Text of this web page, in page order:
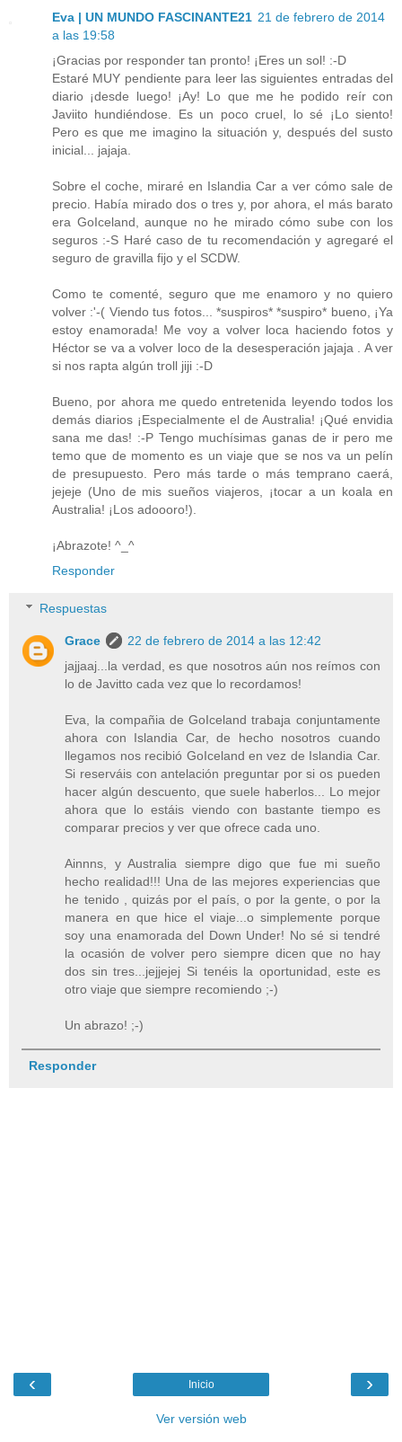
Eva | UN MUNDO FASCINANTE21 21 de febrero de 2014
a las 19:58
¡Gracias por responder tan pronto! ¡Eres un sol! :-D
Estaré MUY pendiente para leer las siguientes entradas del
diario ¡desde luego! ¡Ay! Lo que me he podido reír con
Javiito hundiéndose. Es un poco cruel, lo sé ¡Lo siento!
Pero es que me imagino la situación y, después del susto
inicial... jajaja.
Sobre el coche, miraré en Islandia Car a ver cómo sale de
precio. Había mirado dos o tres y, por ahora, el más barato
era GoIceland, aunque no he mirado cómo sube con los
seguros :-S Haré caso de tu recomendación y agregaré el
seguro de gravilla fijo y el SCDW.
Como te comenté, seguro que me enamoro y no quiero
volver :'-( Viendo tus fotos... *suspiros* *suspiro* bueno, ¡Ya
estoy enamorada! Me voy a volver loca haciendo fotos y
Héctor se va a volver loco de la desesperación jajaja . A ver
si nos rapta algún troll jiji :-D
Bueno, por ahora me quedo entretenida leyendo todos los
demás diarios ¡Especialmente el de Australia! ¡Qué envidia
sana me das! :-P Tengo muchísimas ganas de ir pero me
temo que de momento es un viaje que se nos va un pelín
de presupuesto. Pero más tarde o más temprano caerá,
jejeje (Uno de mis sueños viajeros, ¡tocar a un koala en
Australia! ¡Los adoooro!).
¡Abrazote! ^_^
Responder
Respuestas
Grace
22 de febrero de 2014 a las 12:42
jajjaaj...la verdad, es que nosotros aún nos reímos con
lo de Javitto cada vez que lo recordamos!
Eva, la compañia de GoIceland trabaja conjuntamente
ahora con Islandia Car, de hecho nosotros cuando
llegamos nos recibió GoIceland en vez de Islandia Car.
Si reserváis con antelación preguntar por si os pueden
hacer algún descuento, que suele haberlos... Lo mejor
ahora que lo estáis viendo con bastante tiempo es
comparar precios y ver que ofrece cada uno.
Ainnns, y Australia siempre digo que fue mi sueño
hecho realidad!!! Una de las mejores experiencias que
he tenido , quizás por el país, o por la gente, o por la
manera en que hice el viaje...o simplemente porque
soy una enamorada del Down Under! No sé si tendré
la ocasión de volver pero siempre dicen que no hay
dos sin tres...jejjejej Si tenéis la oportunidad, este es
otro viaje que siempre recomiendo ;-)
Un abrazo! ;-)
Responder
‹ ›
Inicio
Ver versión web